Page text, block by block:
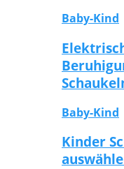
Baby-Kind
Baby-Kind
Kinder